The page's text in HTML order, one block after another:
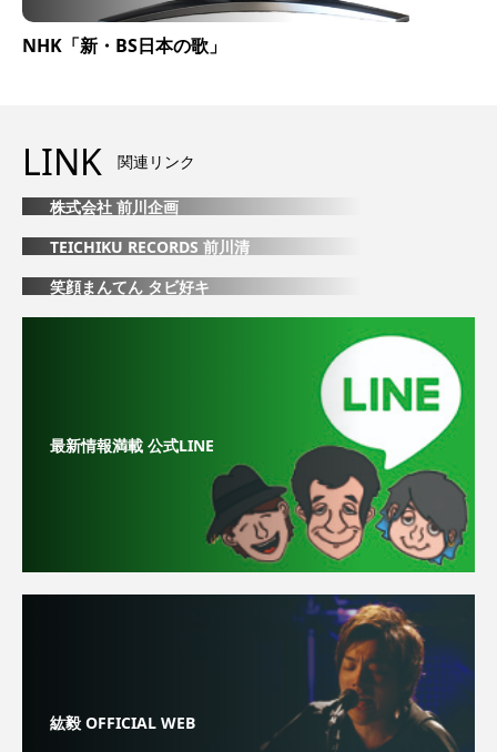
NHK「新・BS日本の歌」
LINK 関連リンク
株式会社 前川企画
TEICHIKU RECORDS 前川清
笑顔まんてん タビ好キ
最新情報満載 公式LINE
紘毅 OFFICIAL WEB